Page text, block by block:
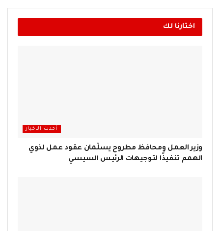
اختارنا لك
أحدث الاخبار
وزير العمل ومحافظ مطروح يسلّمان عقود عمل لذوي
الهمم تنفيذًا لتوجيهات الرئيس السيسي